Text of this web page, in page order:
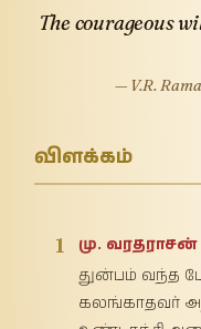
The courageous
— V.R.
விளக்கம்
1
மு. வரதராசன்
துன்பம் வந்த
கலங்காதவர்